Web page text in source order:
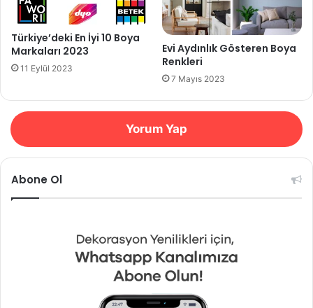
Türkiye’deki En İyi 10 Boya
Markaları 2023
11 Eylül 2023
Evi Aydınlık Gösteren Boya
Renkleri
7 Mayıs 2023
Yorum Yap
Abone Ol